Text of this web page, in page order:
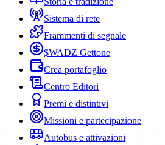
Sistema di rete
Frammenti di segnale
$WADZ Gettone
Crea portafoglio
Centro Editori
Premi e distintivi
Missioni e partecipazione
Autobus e attivazioni